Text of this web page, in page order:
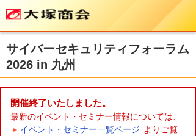
サイバーセキュリティフォーラム
2026 in 九州
開催終了いたしました。
最新のイベント・セミナー情報については、
イベント・セミナー一覧ページ よりご覧